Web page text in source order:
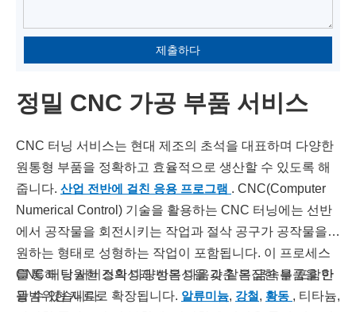
제출하다
정밀 CNC 가공 부품 서비스
CNC 터닝 서비스는 현대 제조의 초석을 대표하며 다양한
원통형 부품을 정확하고 효율적으로 생산할 수 있도록 해
줍니다. 산업 전반에 걸친 응용 프로그램 . CNC(Computer
Numerical Control) 기술을 활용하는 CNC 터닝에는 선반
에서 공작물을 회전시키는 작업과 절삭 공구가 공작물을
원하는 형태로 성형하는 작업이 포함됩니다. 이 프로세스
를 통해 탁월한 정확성과 반복성을 갖춘 복잡한 부품을 만
들 수 있습니다.
CNC 터닝 서비스의 다양성은 다음과 같은 금속을 포함한
광범위한 재료로 확장됩니다. 알류미늄, 강철, 황동 , 티타늄,